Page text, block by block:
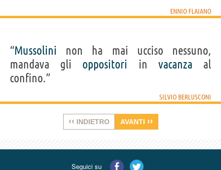
ENNIO FLAIANO
“Mussolini non ha mai ucciso nessuno,
mandava gli oppositori in vacanza al
confino.”
SILVIO BERLUSCONI
‹‹ INDIETRO AVANTI ››
Seguici su